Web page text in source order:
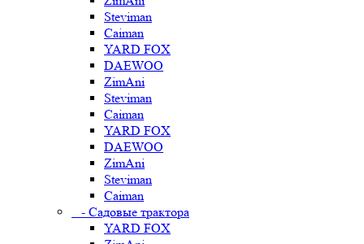
Steviman
Caiman
YARD FOX
DAEWOO
ZimAni
Steviman
Caiman
YARD FOX
DAEWOO
ZimAni
Steviman
Caiman
- Садовые трактора
YARD FOX